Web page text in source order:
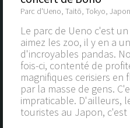
Parc d'Ueno, Taitō, Tokyo, Japon
Le parc de Ueno c'est
aimez les zoo, il y en a
d'incroyables pandas.
fois-ci, contenté de
magnifiques cerisiers
par la masse de gens.
impraticable. D'ailleurs,
touristes au Japon,